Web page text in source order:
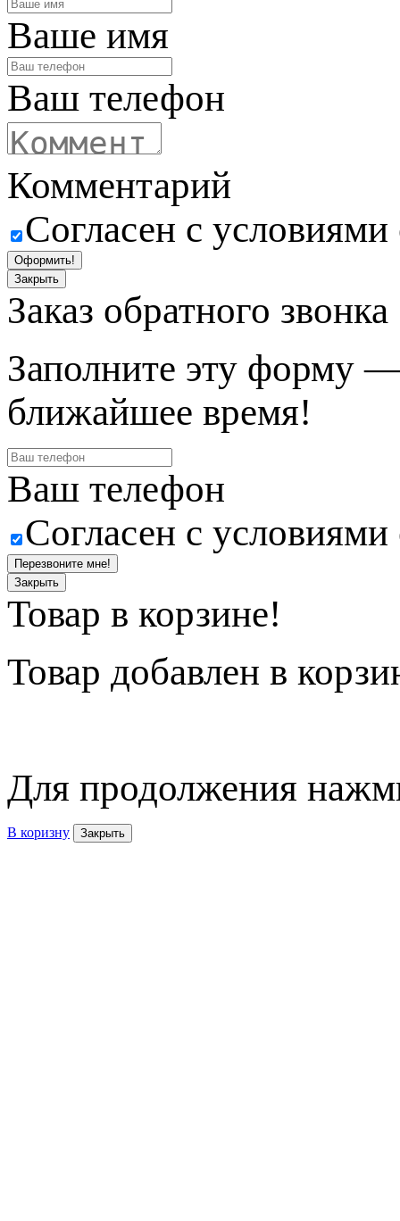
Ваше имя
Ваш телефон
Комментарий
Согласен с
Оформить!
Закрыть
Заказ обратного звонка
Заполните эту форму
ближайшее время!
Ваш телефон
Согласен с
Перезвоните мне!
Закрыть
Товар в корзине!
Товар добавлен в
Для продолжения
В коризну Закрыть